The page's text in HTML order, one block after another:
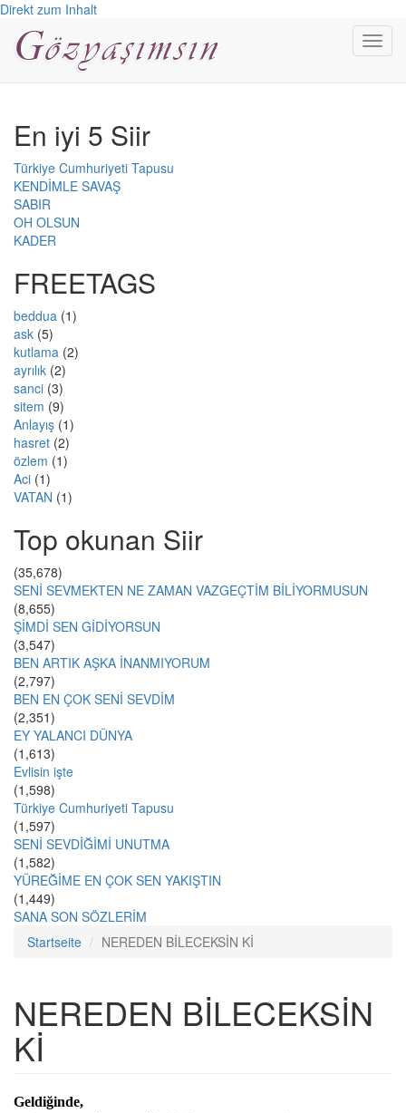
Direkt zum Inhalt
En iyi 5 Siir
Türkiye Cumhuriyeti Tapusu
KENDİMLE SAVAŞ
SABIR
OH OLSUN
KADER
FREETAGS
beddua (1)
ask (5)
kutlama (2)
ayrılık (2)
sanci (3)
sitem (9)
Anlayış (1)
hasret (2)
özlem (1)
Aci (1)
VATAN (1)
Top okunan Siir
(35,678)
SENİ SEVMEKTEN NE ZAMAN VAZGEÇTİM BİLİYORMUSUN
(8,655)
ŞİMDİ SEN GİDİYORSUN
(3,547)
BEN ARTIK AŞKA İNANMIYORUM
(2,797)
BEN EN ÇOK SENİ SEVDİM
(2,351)
EY YALANCI DÜNYA
(1,613)
Evlisin işte
(1,598)
Türkiye Cumhuriyeti Tapusu
(1,597)
SENİ SEVDİĞİMİ UNUTMA
(1,582)
YÜREĞİME EN ÇOK SEN YAKIŞTIN
(1,449)
SANA SON SÖZLERİM
Startseite
NEREDEN BİLECEKSİN Kİ
NEREDEN BİLECEKSİN
Kİ
Geldiğinde,